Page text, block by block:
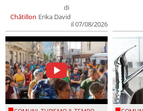
Châtillon
di
Erika David
il 07/08/2026